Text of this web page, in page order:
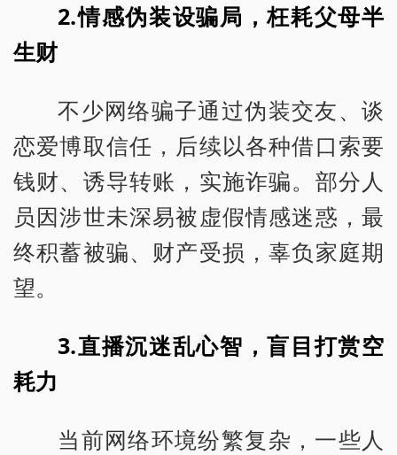
2.情感伪装设骗局，枉耗父母半
生财
不少网络骗子通过伪装交友、谈
恋爱博取信任，后续以各种借口索要
钱财、诱导转账，实施诈骗。部分人
员因涉世未深易被虚假情感迷惑，最
终积蓄被骗、财产受损，辜负家庭期
望。
3.直播沉迷乱心智，盲目打赏空
耗力
当前网络环境纷繁复杂，一些人